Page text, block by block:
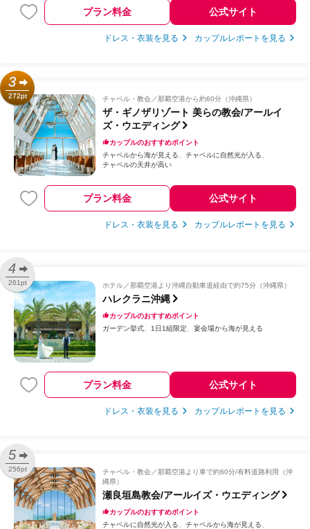
プラン料金 公式サイト
ドレス・衣装を見る カップルレポートを見る
3
272pt チャペル・教会 那覇空港から約60分（沖縄県）
ザ・ギノザリゾート 美らの教会/アールイ
ズ・ウエディング
カップルのおすすめポイント
チャペルから海が見える
チャペルに自然光が入る
チャペルの天井が高い
プラン料金 公式サイト
ドレス・衣装を見る カップルレポートを見る
4
261pt ホテル 那覇空港より沖縄自動車道経由で約75分（沖縄県）
ハレクラニ沖縄
カップルのおすすめポイント
ガーデン挙式
1日1組限定 宴会場から海が見える
プラン料金 公式サイト
ドレス・衣装を見る カップルレポートを見る
5
256pt チャペル・教会
那覇空港より車で約60分/有料道路利用（沖
縄県）
瀬良垣島教会/アールイズ・ウエディング
カップルのおすすめポイント
チャペルに自然光が入る
チャペルから海が見える